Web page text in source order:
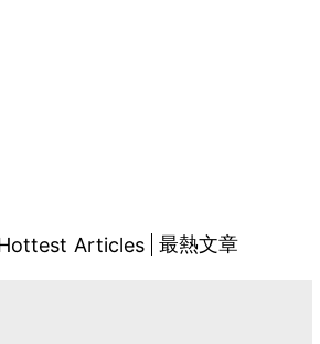
Articles 最熱文章